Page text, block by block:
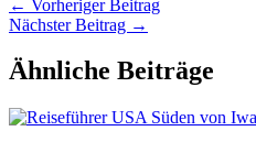
← Vorheriger Beitrag
Nächster Beitrag →
Ähnliche Beiträge